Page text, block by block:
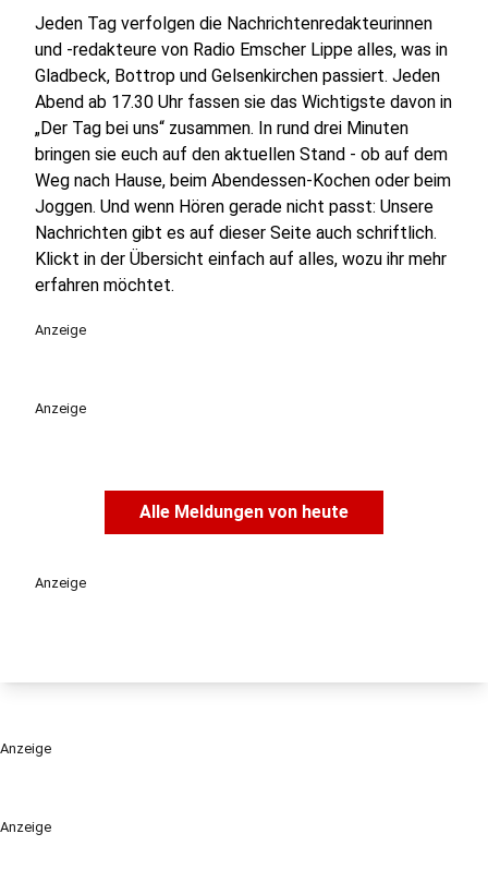
Anzeige
Jeden Tag verfolgen die Nachrichtenredakteurinnen
und -redakteure von Radio Emscher Lippe alles, was in
Gladbeck, Bottrop und Gelsenkirchen passiert. Jeden
Abend ab 17.30 Uhr fassen sie das Wichtigste davon in
„Der Tag bei uns“ zusammen. In rund drei Minuten
bringen sie euch auf den aktuellen Stand - ob auf dem
Weg nach Hause, beim Abendessen-Kochen oder beim
Joggen. Und wenn Hören gerade nicht passt: Unsere
Nachrichten gibt es auf dieser Seite auch schriftlich.
Klickt in der Übersicht einfach auf alles, wozu ihr mehr
erfahren möchtet.
Anzeige
Anzeige
Alle Meldungen von heute
Anzeige
Anzeige